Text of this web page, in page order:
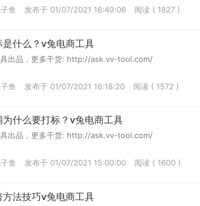
鱼 发布于 01/07/2021 16:49:06 阅读 ( 1827 )
是什么？v兔电商工具
出品，更多干货: http://ask.vv-tool.com/
鱼 发布于 01/07/2021 16:18:20 阅读 ( 1572 )
为什么要打标？v兔电商工具
出品，更多干货: http://ask.vv-tool.com/
鱼 发布于 01/07/2021 15:00:00 阅读 ( 1600 )
方法技巧v兔电商工具